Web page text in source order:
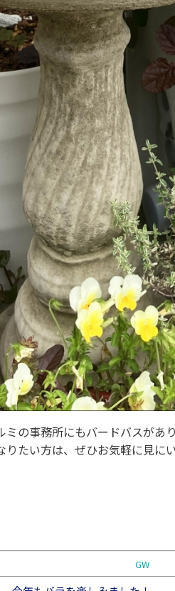
の事務所にもバードバスがあり
りたい方は、ぜひお気軽に見に
GW